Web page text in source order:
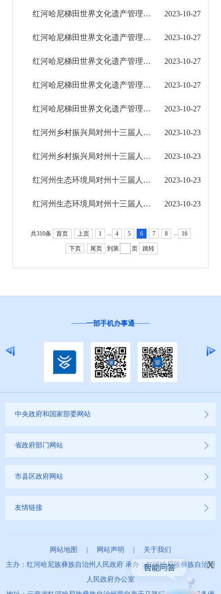
2024年
2025年
重大建设项目
重大民生信息
红河哈尼梯田世界文化遗产管理局对州十三届人大三次会议第381号建议的答复 2023-10-27
红河哈尼梯田世界文化遗产管理局对州十三届人大三次会议第327号建议的答复 2023-10-27
红河哈尼梯田世界文化遗产管理局对州十三届人大三次会议第229号建议的答复 2023-10-27
红河哈尼梯田世界文化遗产管理局对州十三届人大三次会议第215号建议的答复 2023-10-27
红河哈尼梯田世界文化遗产管理局对州十三届人大三次会议第99号建议的答复 2023-10-27
红河州乡村振兴局对州十三届人大三次会议第271号建议的答复 2023-10-23
红河州乡村振兴局对州十三届人大三次会议第264号建议的答复 2023-10-23
红河州生态环境局对州十三届人大三次会议第66号建议的答复 2023-10-23
红河州生态环境局对州十三届人大三次会议第279号建议的答复 2023-10-23
共310条 首页 上页 1 ... 4 5 6 7 8 ... 16
下页 尾页 到第 页 跳转
一部手机办事通
中央政府和国家部委网站
省政府部门网站
市县区政府网站
友情链接
网站地图 | 网站声明 | 关于我们
主办：红河哈尼族彝族自治州人民政府 承办：红河哈尼族彝族自治州
人民政府办公室
x